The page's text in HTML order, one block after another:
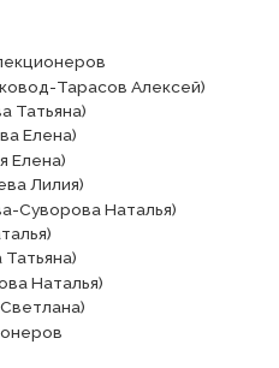
Тарасов Алексей)
Татьяна)
Елена)
Елена)
Лилия)
Суворова Наталья)
Наталья)